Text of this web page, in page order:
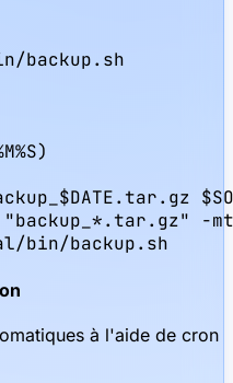
backup.sh
"backup_*.tar.gz" -
bin/backup.sh
à l'aide de cron